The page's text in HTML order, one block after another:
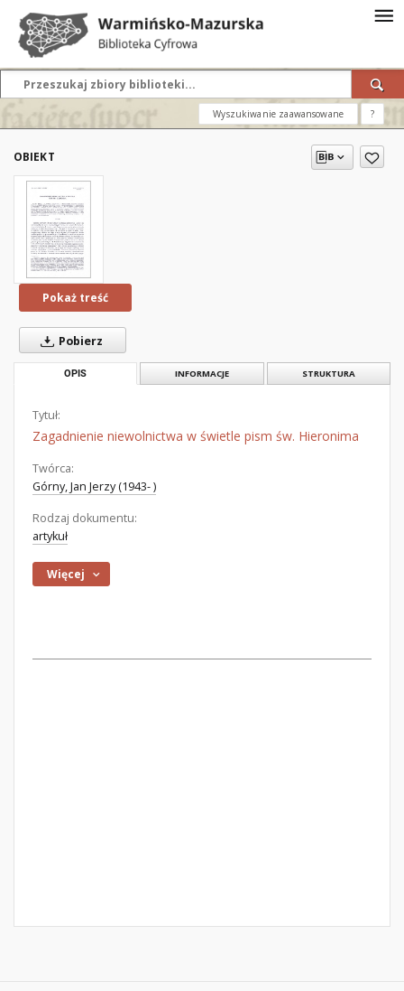
Wyszukiwanie zaawansowane ?
OBIEKT
Pokaż treść
Pobierz
OPIS INFORMACJE STRUKTURA
Tytuł:
Zagadnienie niewolnictwa w świetle pism św. Hieronima
Twórca:
Górny, Jan Jerzy (1943- )
Rodzaj dokumentu:
artykuł
Więcej